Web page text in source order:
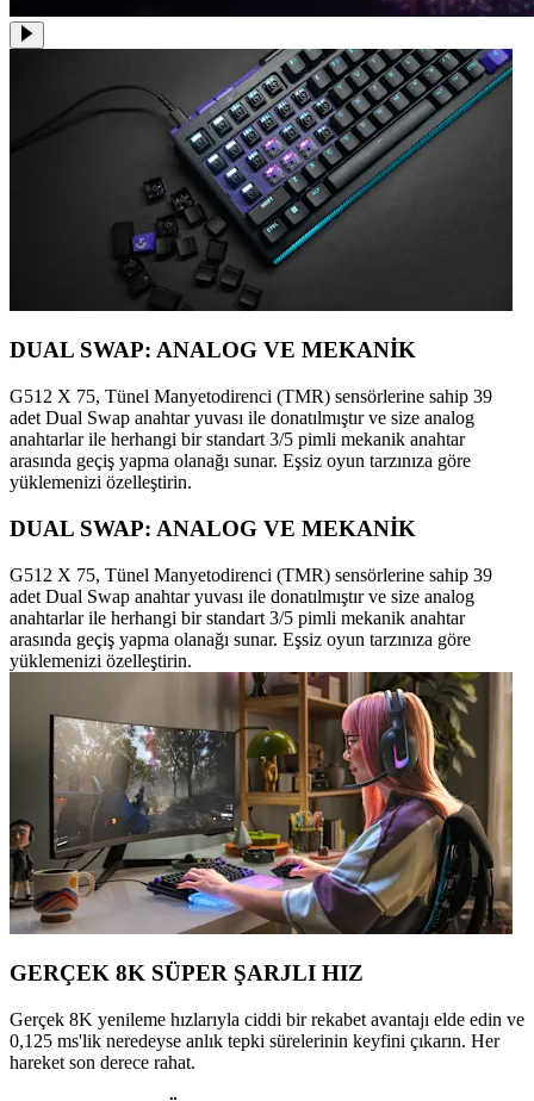
DUAL SWAP: ANALOG VE MEKANİK
G512 X 75, Tünel Manyetodirenci (TMR) sensörlerine sahip 39
adet Dual Swap anahtar yuvası ile donatılmıştır ve size analog
anahtarlar ile herhangi bir standart 3/5 pimli mekanik anahtar
arasında geçiş yapma olanağı sunar. Eşsiz oyun tarzınıza göre
yüklemenizi özelleştirin.
DUAL SWAP: ANALOG VE MEKANİK
G512 X 75, Tünel Manyetodirenci (TMR) sensörlerine sahip 39
adet Dual Swap anahtar yuvası ile donatılmıştır ve size analog
anahtarlar ile herhangi bir standart 3/5 pimli mekanik anahtar
arasında geçiş yapma olanağı sunar. Eşsiz oyun tarzınıza göre
yüklemenizi özelleştirin.
GERÇEK 8K SÜPER ŞARJLI HIZ
Gerçek 8K yenileme hızlarıyla ciddi bir rekabet avantajı elde edin ve
0,125 ms'lik neredeyse anlık tepki sürelerinin keyfini çıkarın. Her
hareket son derece rahat.